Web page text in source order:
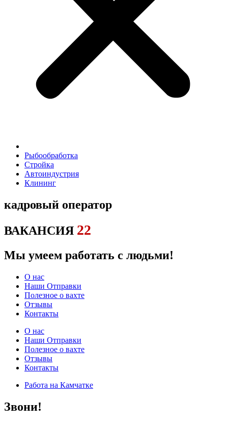
Рыбообработка
Стройка
Автоиндустрия
Клининг
кадровый оператор
ВАКАНСИЯ 22
Мы умеем работать с людьми!
О нас
Наши Отправки
Полезное о вахте
Отзывы
Контакты
О нас
Наши Отправки
Полезное о вахте
Отзывы
Контакты
Работа на Камчатке
Звони!